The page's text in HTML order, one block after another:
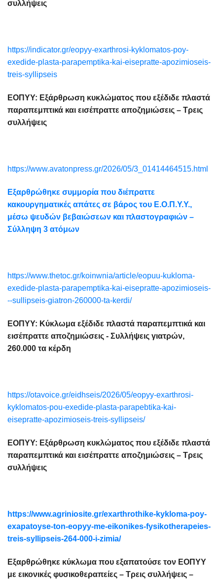
συλλήψεις
https://indicator.gr/eopyy-exarthrosi-kyklomatos-poy-
exedide-plasta-parapemptika-kai-eisepratte-apozimioseis-
treis-syllipseis
ΕΟΠΥΥ: Εξάρθρωση κυκλώματος που εξέδιδε πλαστά
παραπεμπτικά και εισέπραττε αποζημιώσεις – Τρεις
συλλήψεις
https://www.avatonpress.gr/2026/05/3_01414464515.html
Εξαρθρώθηκε συμμορία που διέπραττε
κακουργηματικές απάτες σε βάρος του Ε.Ο.Π.Υ.Υ.,
μέσω ψευδών βεβαιώσεων και πλαστογραφιών –
Σύλληψη 3 ατόμων
https://www.thetoc.gr/koinwnia/article/eopuu-kukloma-
exedide-plasta-parapemptika-kai-eisepratte-apozimioseis-
--sullipseis-giatron-260000-ta-kerdi/
ΕΟΠΥΥ: Κύκλωμα εξέδιδε πλαστά παραπεμπτικά και
εισέπραττε αποζημιώσεις - Συλλήψεις γιατρών,
260.000 τα κέρδη
https://otavoice.gr/eidhseis/2026/05/eopyy-exarthrosi-
kyklomatos-pou-exedide-plasta-parapebtika-kai-
eisepratte-apozimioseis-treis-syllipseis/
ΕΟΠΥΥ: Εξάρθρωση κυκλώματος που εξέδιδε πλαστά
παραπεμπτικά και εισέπραττε αποζημιώσεις – Τρεις
συλλήψεις
https://www.agriniosite.gr/exarthrothike-kykloma-poy-
exapatoyse-ton-eopyy-me-eikonikes-fysikotherapeies-
treis-syllipseis-264-000-i-zimia/
Εξαρθρώθηκε κύκλωμα που εξαπατούσε τον ΕΟΠΥΥ
με εικονικές φυσικοθεραπείες – Τρεις συλλήψεις –